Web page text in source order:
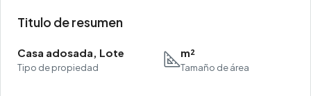
Titulo de resumen
Casa adosada, Lote
Tipo de propiedad
m²
Tamaño de área